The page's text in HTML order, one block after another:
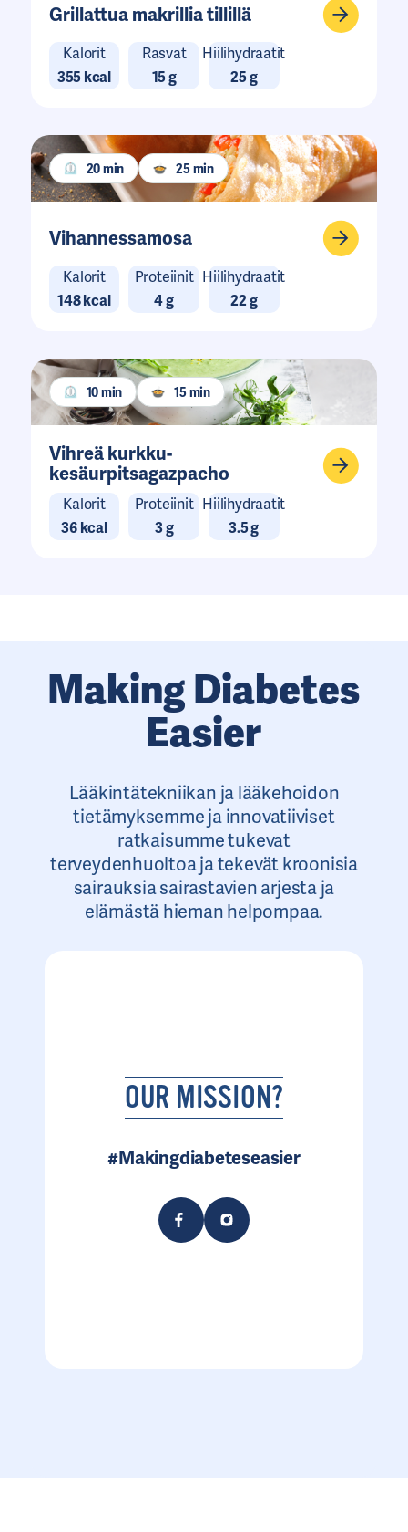
Grillattua makrillia tillillä
Kalorit
355 kcal
Rasvat
15 g
Hiilihydraatit
25 g
20 min 25 min
Vihannessamosa
Kalorit
148 kcal
Proteiinit
4 g
Hiilihydraatit
22 g
10 min 15 min
Vihreä kurkku-
kesäurpitsagazpacho
Kalorit
36 kcal
Proteiinit
3 g
Hiilihydraatit
3.5 g
Making Diabetes
Easier
Lääkintätekniikan ja lääkehoidon
tietämyksemme ja innovatiiviset
ratkaisumme tukevat
terveydenhuoltoa ja tekevät kroonisia
sairauksia sairastavien arjesta ja
elämästä hieman helpompaa.
OUR MISSION?
#Makingdiabeteseasier